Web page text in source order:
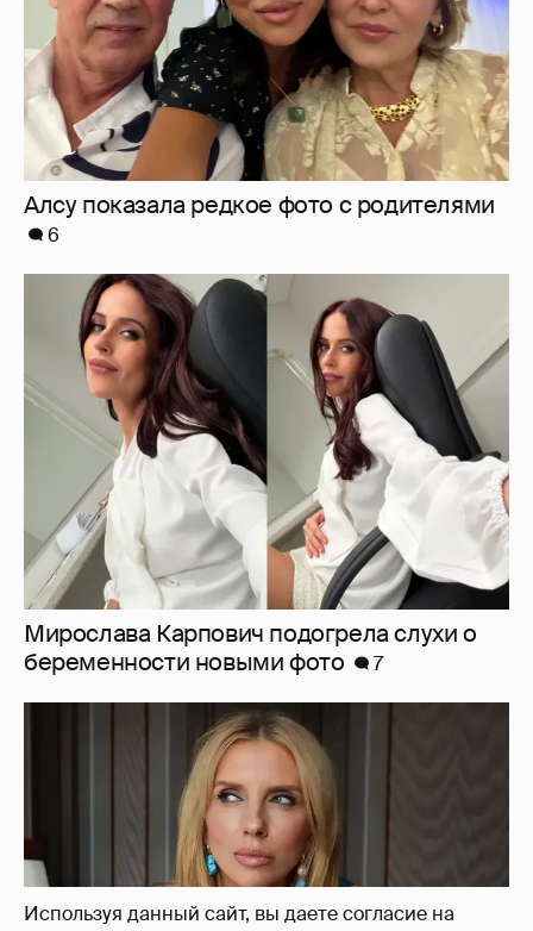
Используя данный сайт, вы даете согласие на
Мирослава Карпович подогрела слухи о
беременности новыми фото
7
Светлана Бондарчук в синих колготках
снялась в новой фотосессии